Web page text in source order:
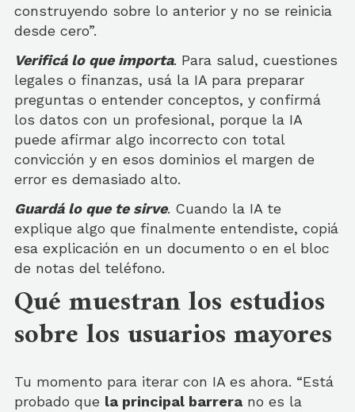
construyendo sobre lo anterior y no se reinicia
desde cero”.
Verificá lo que importa. Para salud, cuestiones
legales o finanzas, usá la IA para preparar
preguntas o entender conceptos, y confirmá
los datos con un profesional, porque la IA
puede afirmar algo incorrecto con total
convicción y en esos dominios el margen de
error es demasiado alto.
Guardá lo que te sirve. Cuando la IA te
explique algo que finalmente entendiste, copiá
esa explicación en un documento o en el bloc
de notas del teléfono.
Qué muestran los estudios
sobre los usuarios mayores
Tu momento para iterar con IA es ahora. “Está
probado que la principal barrera no es la